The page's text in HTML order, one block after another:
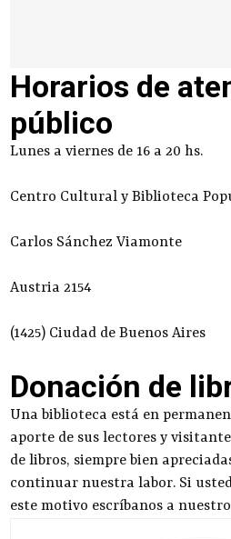
Horarios de
público
Lunes a viernes de 16 a 20 hs.
Centro Cultural y Biblioteca
Carlos Sánchez Viamonte
Austria 2154
(1425) Ciudad de Buenos Aires
Donación de
Una biblioteca está en
aporte de sus lectores y
de libros, siempre bien
continuar nuestra labor. Si
este motivo escríbanos a nuestro